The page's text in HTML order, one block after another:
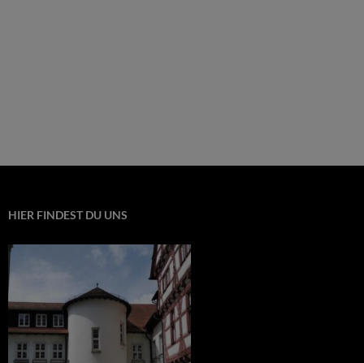
HIER FINDEST DU UNS